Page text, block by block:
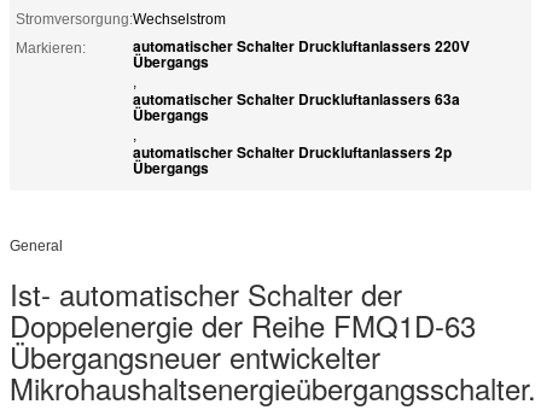
Stromversorgung:Wechselstrom
Markieren:
automatischer Schalter Druckluftanlassers 220V
Übergangs
,
automatischer Schalter Druckluftanlassers 63a
Übergangs
,
automatischer Schalter Druckluftanlassers 2p
Übergangs
General
Ist- automatischer Schalter der
Doppelenergie der Reihe FMQ1D-63
Übergangsneuer entwickelter
Mikrohaushaltsenergieübergangsschalter.